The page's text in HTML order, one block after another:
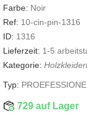
Farbe: Noir
Ref: 10-cin-pin-1316
ID: 1316
Lieferzeit: 1-5
Kategorie:
Typ:
729 auf Lager